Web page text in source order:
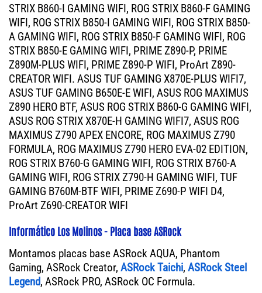
STRIX B860-I GAMING WIFI, ROG STRIX B860-F GAMING
WIFI, ROG STRIX B850-I GAMING WIFI, ROG STRIX B850-
A GAMING WIFI, ROG STRIX B850-F GAMING WIFI, ROG
STRIX B850-E GAMING WIFI, PRIME Z890-P, PRIME
Z890M-PLUS WIFI, PRIME Z890-P WIFI, ProArt Z890-
CREATOR WIFI. ASUS TUF GAMING X870E-PLUS WIFI7,
ASUS TUF GAMING B650E-E WIFI, ASUS ROG MAXIMUS
Z890 HERO BTF, ASUS ROG STRIX B860-G GAMING WIFI,
ASUS ROG STRIX X870E-H GAMING WIFI7, ASUS ROG
MAXIMUS Z790 APEX ENCORE, ROG MAXIMUS Z790
FORMULA, ROG MAXIMUS Z790 HERO EVA-02 EDITION,
ROG STRIX B760-G GAMING WIFI, ROG STRIX B760-A
GAMING WIFI, ROG STRIX Z790-H GAMING WIFI, TUF
GAMING B760M-BTF WIFI, PRIME Z690-P WIFI D4,
ProArt Z690-CREATOR WIFI
Informático Los Molinos - Placa base ASRock
Montamos placas base ASRock AQUA, Phantom
Gaming, ASRock Creator, ASRock Taichi, ASRock Steel
Legend, ASRock PRO, ASRock OC Formula.